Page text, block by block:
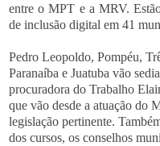
entre o MPT e a MRV.
de inclusão digital em 41
Pedro Leopoldo, Pompéu,
Paranaíba e Juatuba vão
procuradora do Trabalho
que vão desde a atuação do
legislação pertinente.
dos cursos, os conselhos